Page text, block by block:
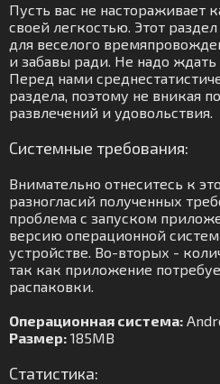
Пусть вас не настораживает
своей легкостью. Этот
для веселого
и забавы ради. Не надо ждать
Перед нами
раздела, поэтому не вникая
развлечений и удовольствия.
Системные требования:
Внимательно отнеситесь к
разногласий полученных
проблема с запуском
версию операционной
устройстве. Во-вторых -
так как приложение
распаковки.
Операционная система:
Размер: 185MB
Статистика: